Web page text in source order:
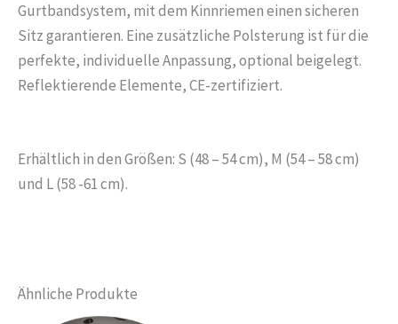
Gurtbandsystem, mit dem Kinnriemen einen sicheren
Sitz garantieren. Eine zusätzliche Polsterung ist für die
perfekte, individuelle Anpassung, optional beigelegt.
Reflektierende Elemente, CE-zertifiziert.
Erhältlich in den Größen: S (48 – 54 cm), M (54 – 58 cm)
und L (58 -61 cm).
Ähnliche Produkte